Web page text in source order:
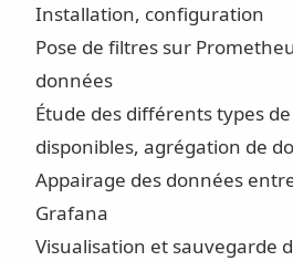
Installation, configuration
Pose de filtres sur
données
Étude des différents types
disponibles, agrégation de
Appairage des données
Grafana
Visualisation et sauvegarde